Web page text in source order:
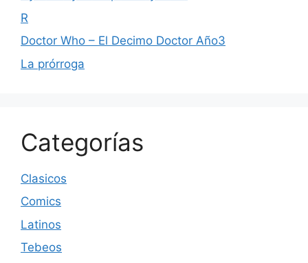
R
Doctor Who – El Decimo Doctor Año3
La prórroga
Categorías
Clasicos
Comics
Latinos
Tebeos